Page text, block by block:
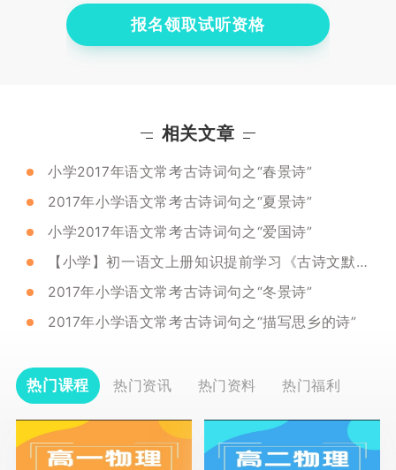
报名领取试听资格
相关文章
小学2017年语文常考古诗词句之“春景诗”
2017年小学语文常考古诗词句之“夏景诗”
小学2017年语文常考古诗词句之“爱国诗”
【小学】初一语文上册知识提前学习《古诗文默写》
2017年小学语文常考古诗词句之“冬景诗”
2017年小学语文常考古诗词句之“描写思乡的诗”
热门课程 热门资讯 热门资料 热门福利